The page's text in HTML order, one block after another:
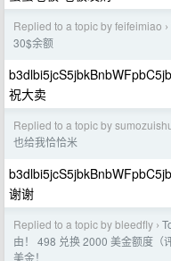
Replied to a topic by feifeimiao ›
30$余额
祝大卖
Replied to a topic by
也给我恰恰米
谢谢
Replied to a topic by bleedfly ›
由！ 498 兑换 2000 美金额度（
美金！